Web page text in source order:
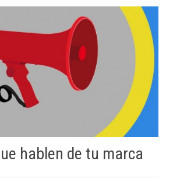
hablen de tu marca